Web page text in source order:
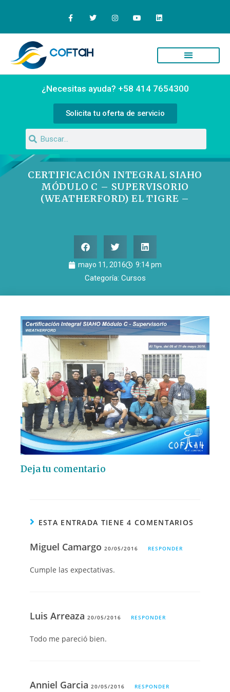
¿Necesitas ayuda? +58 414 7654300
Solicita tu oferta de servicio
CERTIFICACIÓN INTEGRAL SIAHO
MÓDULO C – SUPERVISORIO
(WEATHERFORD) EL TIGRE –
mayo 11, 2016 9:14 pm
Categoría: Cursos
Deja tu comentario
ESTA ENTRADA TIENE 4 COMENTARIOS
Miguel Camargo20/05/2016 RESPONDER
Cumple las expectativas.
Luis Arreaza20/05/2016 RESPONDER
Todo me pareció bien.
Anniel Garcia20/05/2016 RESPONDER